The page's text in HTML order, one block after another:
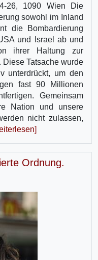
26, 1090 Wien Die
sowohl im Inland
die Bombardierung
und Israel ab und
ihrer Haltung zur
Diese Tatsache wurde
unterdrückt, um den
fast 90 Millionen
Gemeinsam
Nation und unsere
nicht zulassen,
Ordnung.